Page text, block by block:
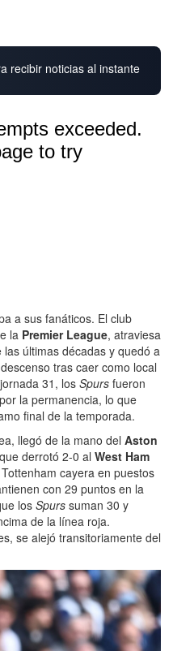
recibir noticias al instante
a sus fanáticos. El club
la Premier League, atraviesa
últimas décadas y quedó a
tras caer como local
31, losSpurs fueron
la permanencia, lo que
final de la temporada.
llegó de la mano del Aston
derrotó 2-0 al West Ham
cayera en puestos
con 29 puntos en la
los Spurs suman 30 y
de la línea roja.
se alejó transitoriamente del